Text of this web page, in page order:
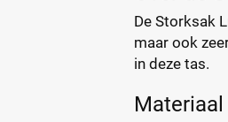
De Storksak
maar ook
in deze tas.